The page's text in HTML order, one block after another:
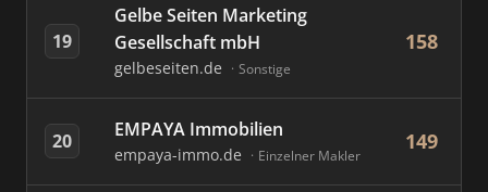
19
Gelbe Seiten Marketing
Gesellschaft mbH
gelbeseiten.de Sonstige
158
20 EMPAYA Immobilien
empaya-immo.de Einzelner Makler
149